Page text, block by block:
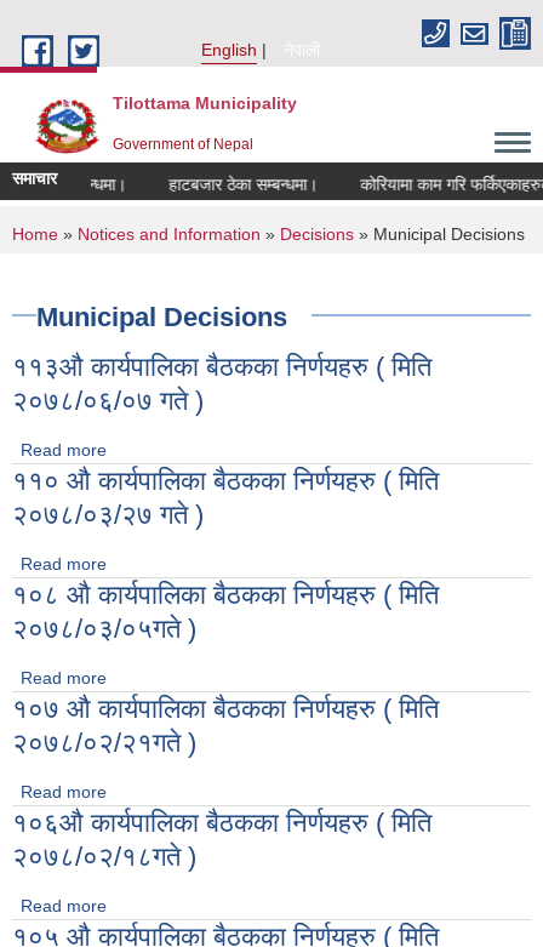
English
नेपाली
Tilottama Municipality
Government of Nepal
समाचार
सम्बन्धमा। हाटबजार ठेका सम्बन्धमा। कोरियामा काम गरि फर्किएकाहरुको
You are here
Home » Notices and Information » Decisions » Municipal Decisions
Municipal Decisions
११३औ कार्यपालिका बैठकका निर्णयहरु ( मिति
२०७८/०६/०७ गते )
Read more
)
११० औ कार्यपालिका बैठकका निर्णयहरु ( मिति
२०७८/०३/२७ गते )
Read more
)
१०८ औ कार्यपालिका बैठकका निर्णयहरु ( मिति
२०७८/०३/०५गते )
Read more
)
१०७ औ कार्यपालिका बैठकका निर्णयहरु ( मिति
२०७८/०२/२१गते )
Read more
)
१०६औ कार्यपालिका बैठकका निर्णयहरु ( मिति
२०७८/०२/१८गते )
Read more
१०५ औ कार्यपालिका बैठकका निर्णयहरु ( मिति